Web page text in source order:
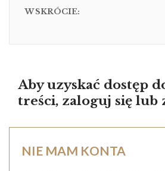
W SKRÓCIE:
Aby uzyskać dostęp
treści, zaloguj się lub
NIE MAM KONTA